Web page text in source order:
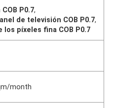
COB P0.7,
de televisión COB P0.7,
los píxeles fina COB P0.7
month